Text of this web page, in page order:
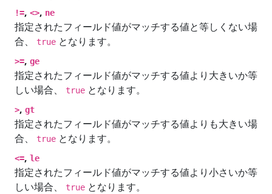
!=, <>, ne
指定されたフィールド値がマッチする値と等しくない場
合、
true となります。
>=, ge
指定されたフィールド値がマッチする値より大きいか等
しい場合、
true となります。
>, gt
指定されたフィールド値がマッチする値よりも大きい場
合、
true となります。
<=, le
指定されたフィールド値がマッチする値より小さいか等
しい場合、
true となります。